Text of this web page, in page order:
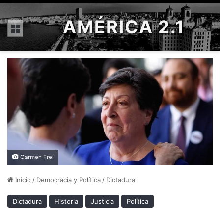
Menú AMÉRICA 2.1
Carmen Frei
Inicio / Democracia y Política / Dictadura
Dictadura Historia Justicia Política